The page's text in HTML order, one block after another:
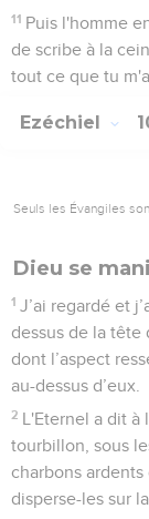
11 Puis l'homme
de scribe à la
tout ce que tu
Ezéchiel
Seuls les Évangiles
Dieu se
1 J’ai regardé et
dessus de la tête
dont l’aspect
au-dessus d’eux.
2 L'Eternel a dit à
tourbillon, sous
charbons
disperse-les sur